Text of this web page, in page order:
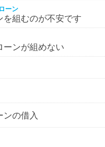
ーン
組むのが不安です
ーンが組めない
の借入